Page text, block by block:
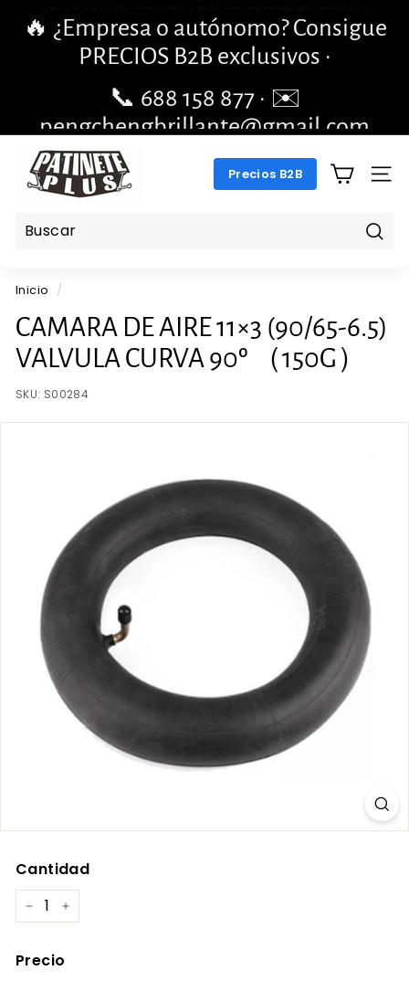
directamente
diapositivas
pausa
🔥 ¿Empresa o autónomo? Consigue
PRECIOS B2B exclusivos ·
📞 688 158 877 · ✉️
pengchengbrillante@gmail.com
A
T
E
P
L
U
S.
Precios B2B
Inicio /
CAMARA DE AIRE 11×3 (90/65-6.5)
VALVULA CURVA 90º （150G）
SKU: S00284
Cantidad
− +
Precio